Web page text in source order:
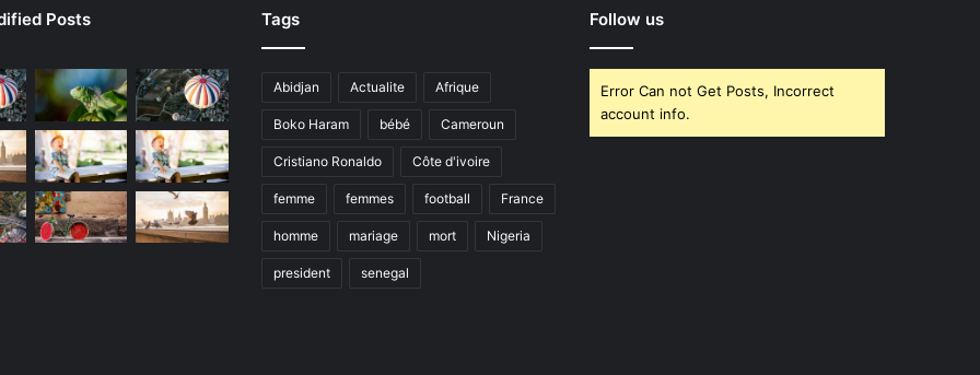
Posts Tags
Abidjan Actualite Afrique
Boko Haram bébé Cameroun
Cristiano Ronaldo Côte d'ivoire
femme femmes football France
homme mariage mort Nigeria
president senegal
Follow us
Error Can not Get Posts, Incorrect
account info.